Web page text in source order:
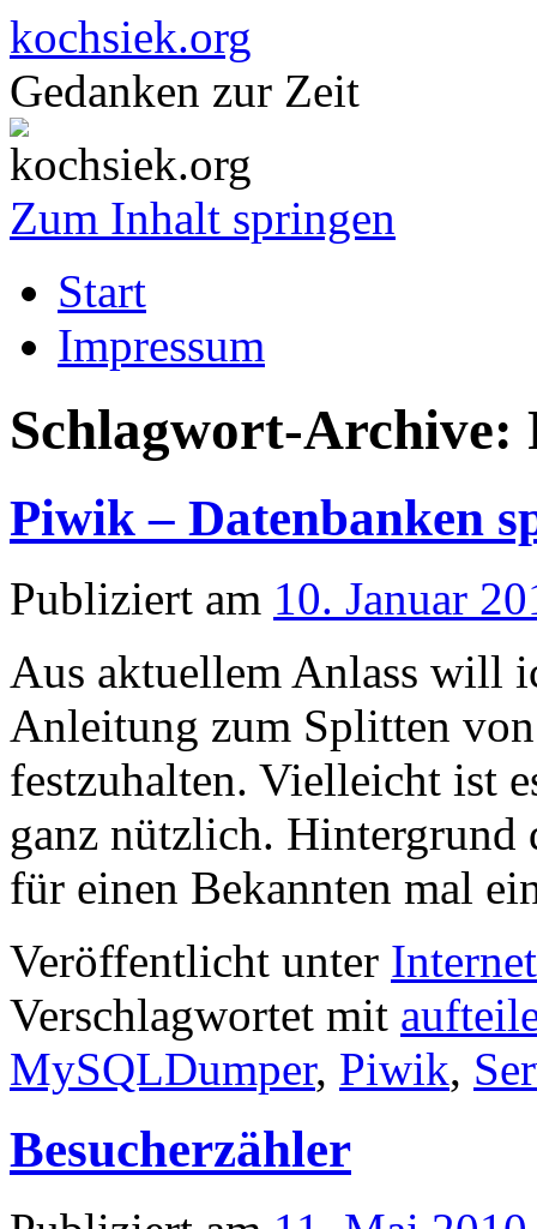
kochsiek.org
Gedanken zur Zeit
Zum Inhalt springen
Start
Impressum
Schlagwort-Archive:
Piwik – Datenbanken
Publiziert am 10. Januar
Aus aktuellem Anlass will
Anleitung zum Splitten
festzuhalten. Vielleicht ist
ganz nützlich. Hintergrund
für einen Bekannten mal
Veröffentlicht unter
Verschlagwortet mit
MySQLDumper, Piwik,
Besucherzähler